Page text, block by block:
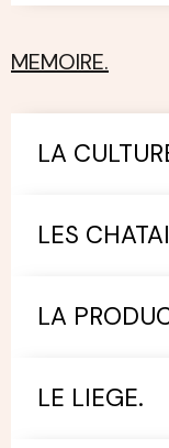
MEMOIRE.
LA
LES
LA
LE LIEGE.